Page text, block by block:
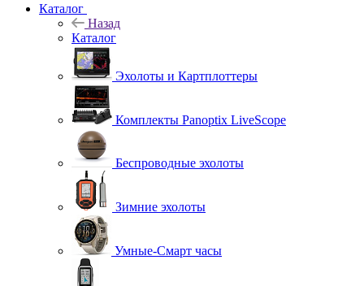
Каталог
Назад
Каталог
Эхолоты и Картплоттеры
Комплекты Panoptix LiveScope
Беспроводные эхолоты
Зимние эхолоты
Умные-Смарт часы